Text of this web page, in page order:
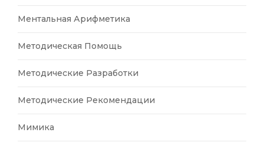
Ментальная Арифметика
Методическая Помощь
Методические Разработки
Методические Рекомендации
Мимика